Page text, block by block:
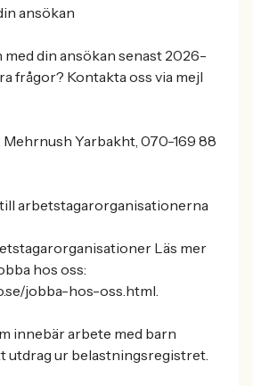
ansökan
din ansökan senast 2026-
frågor? Kontakta oss via mejl
Yarbakht, 070-169 88
arbetstagarorganisationerna
Läs mer
hos oss:
jobba-hos-oss.html.
innebär arbete med barn
utdrag ur belastningsregistret.